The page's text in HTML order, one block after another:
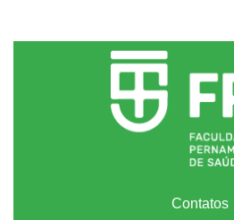
Contatos